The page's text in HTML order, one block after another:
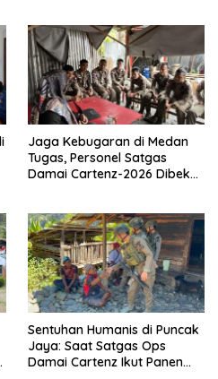
Jaga Kebugaran di Medan
Tugas, Personel Satgas
Damai Cartenz-2026 Dibekali
Sentuhan Humanis di Puncak
Jaya: Saat Satgas Ops
Damai Cartenz Ikut Panen